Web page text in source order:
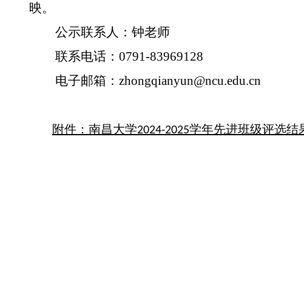
映。
公示联系人： 钟老师
联系电话： 0791-83969128
电子邮箱： zhongqianyun@ncu.edu.cn
附件：南昌大学2024-2025学年先进班级评选结